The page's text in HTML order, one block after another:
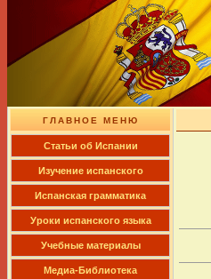
ГЛАВНОЕ МЕНЮ
Cтатьи об Испании
Изучение испанского
Испанская грамматика
Уроки испанского языка
Учебные материалы
Медиа-Библиотека